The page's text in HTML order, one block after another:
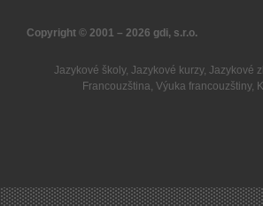
Copyright © 2001 – 2026 gdi, s.r.o.
Jazykové školy, Jazykové kurzy, Jazykové
Francouzština,Výuka francouzštiny,